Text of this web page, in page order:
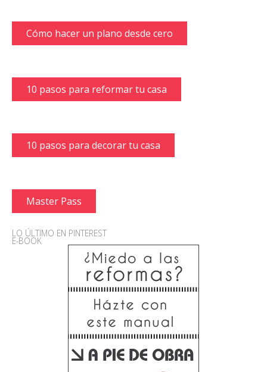
Cómo hacer un plano desde cero
10 pasos para reformar tu casa
10 pasos para decorar tu casa
Master Pass
LO ÚLTIMO EN PINTEREST
E-BOOK